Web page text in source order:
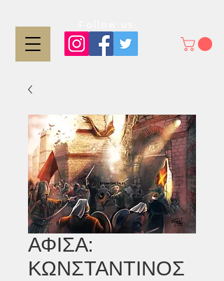
ΑΦΙΣΑ:
ΚΩΝΣΤΑΝΤΙΝΟΣ